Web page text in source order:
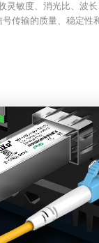
灵敏度、消光比、波
传输的质量、稳定性